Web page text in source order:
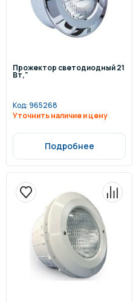
Прожектор светодиодный 21
Вт,"
Код:965268
Уточнить наличие и цену
Подробнее